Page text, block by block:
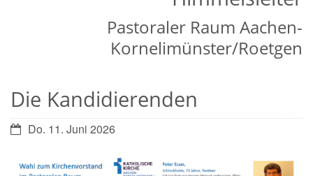
Pastoraler Raum Aachen-
Kornelimünster/Roetgen
Die Kandidierenden
Datum:Do. 11. Juni 2026